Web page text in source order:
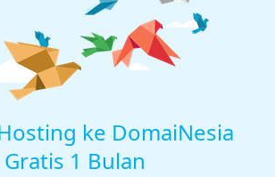
ke DomaiNesia
Gratis 1 Bulan